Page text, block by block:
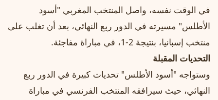
في الوقت نفسه، واصل المنتخب المغربي "أسود
الأطلس" مسيرته في الدور ربع النهائي، بعد أن تغلب على
منتخب إسبانيا، بنتيجة 2-1، في مباراة مفاجئة.
التحديات المقبلة
وستواجه "أسود الأطلس" تحديات كبيرة في الدور ربع
النهائي، حيث سيرافقه المنتخب الفرنسي في مباراة